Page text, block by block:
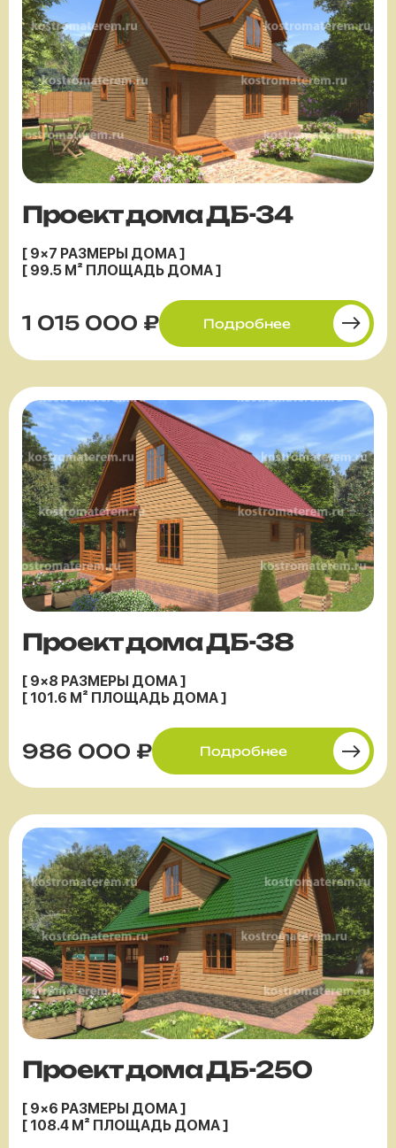
Проект дома ДБ-34
[ 9×7 РАЗМЕРЫ ДОМА ]
[ 99.5 М² ПЛОЩАДЬ ДОМА ]
1 015 000 ₽ Подробнее
Проект дома ДБ-38
[ 9×8 РАЗМЕРЫ ДОМА ]
[ 101.6 М² ПЛОЩАДЬ ДОМА ]
986 000 ₽ Подробнее
Проект дома ДБ-250
[ 9×6 РАЗМЕРЫ ДОМА ]
[ 108.4 М² ПЛОЩАДЬ ДОМА ]